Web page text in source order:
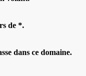
de *.
dans ce domaine.